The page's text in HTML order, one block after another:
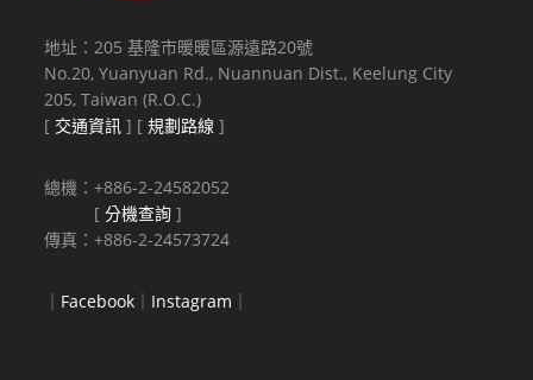
地址：205 基隆市暖暖區源遠路20號
No.20, Yuanyuan Rd., Nuannuan Dist., Keelung City
205, Taiwan (R.O.C.)
[ 交通資訊 ] [規劃路線 ]
總機：+886-2-24582052
[分機查詢 ]
傳真：+886-2-24573724
｜ Facebook ｜ Instagram ｜